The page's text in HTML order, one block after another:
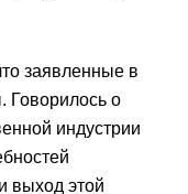
заявленные в
Говорилось о
индустрии
выход этой